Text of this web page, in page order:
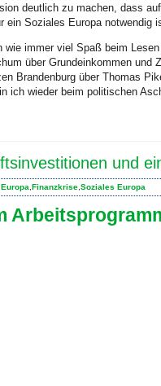
deutlich zu machen, dass
ein Soziales Europa notwendig
immer viel Spaß beim
über Grundeinkommen
Brandenburg über Thomas
ich wieder beim politischen
und
Europa Finanzkrise Soziales Europa